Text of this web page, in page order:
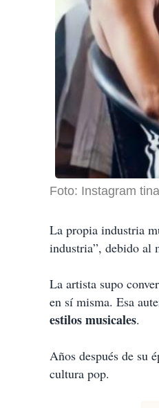
Foto: Instagram
La propia industria
industria”, debido al
La artista supo
en sí misma. Esa
estilos musicales.
Años después de su
cultura pop.